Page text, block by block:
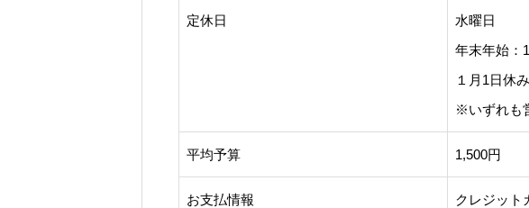
定休日
水曜日
年末年始：
１月1日休
※いずれも
平均予算 1,500円
お支払情報
クレジット